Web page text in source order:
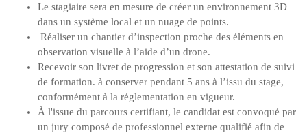
Le stagiaire sera en mesure de créer un environnement 3D
dans un système local et un nuage de points.
Réaliser un chantier d’inspection proche des éléments en
observation visuelle à l’aide d’un drone.
Recevoir son livret de progression et son attestation de suivi
de formation. à conserver pendant 5 ans à l’issu du stage,
conformément à la réglementation en vigueur.
À l'issue du parcours certifiant, le candidat est convoqué par
un jury composé de professionnel externe qualifié afin de